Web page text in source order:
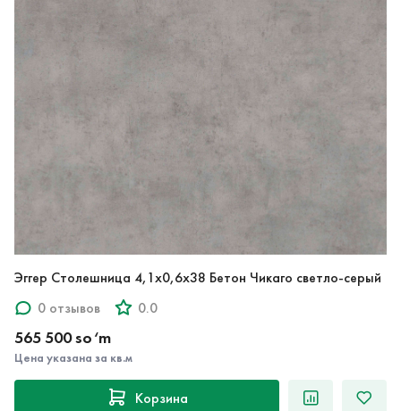
Эггер Столешница 4,1х0,6х38 Бетон Чикаго светло-серый
0 отзывов
0.0
565 500 so‘m
Цена указана за кв.м